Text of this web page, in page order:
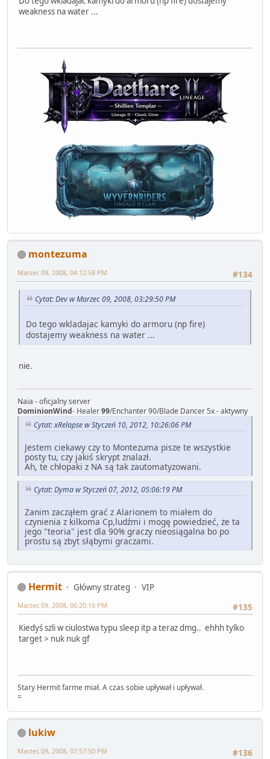
weakness na water ...
montezuma
#134
Marzec 09, 2008, 04:12:58 PM
Cytat: Dev w Marzec 09, 2008, 03:29:50 PM
Do tego wkladajac kamyki do armoru (np fire)
dostajemy weakness na water ...
nie.
Naia - oficjalny server
DominionWind- Healer99/Enchanter 90/Blade Dancer 5x - aktywny
Cytat: xRelapse w Styczeń 10, 2012, 10:26:06 PM
Jestem ciekawy czy to Montezuma pisze te wszystkie
posty tu, czy jakiś skrypt znalazł.
Ah, te chłopaki z NA są tak zautomatyzowani.
Cytat: Dyma w Styczeń 07, 2012, 05:06:19 PM
Zanim zacząłem grać z Alarionem to miałem do
czynienia z kilkoma Cp,ludźmi i mogę powiedzieć, że ta
jego "teoria" jest dla 90% graczy nieosiągalna bo po
prostu są zbyt słąbymi graczami.
Hermit Główny strateg
VIP
#135
Marzec 09, 2008, 06:20:16 PM
Kiedyś szli w ciulostwa typu sleep itp a teraz dmg.. ehhh tylko
target > nuk nuk gf
Stary Hermit farme miał. A czas sobie upływał i upływał.
=
lukiw
#136
Marzec 09, 2008, 07:57:50 PM